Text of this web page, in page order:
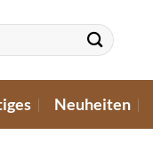
Neuheiten